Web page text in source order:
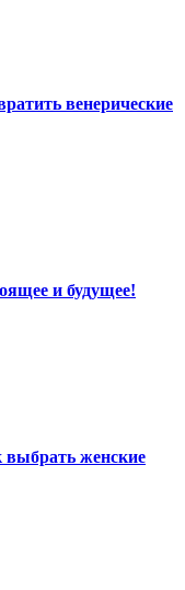
венерические
и будущее!
женские